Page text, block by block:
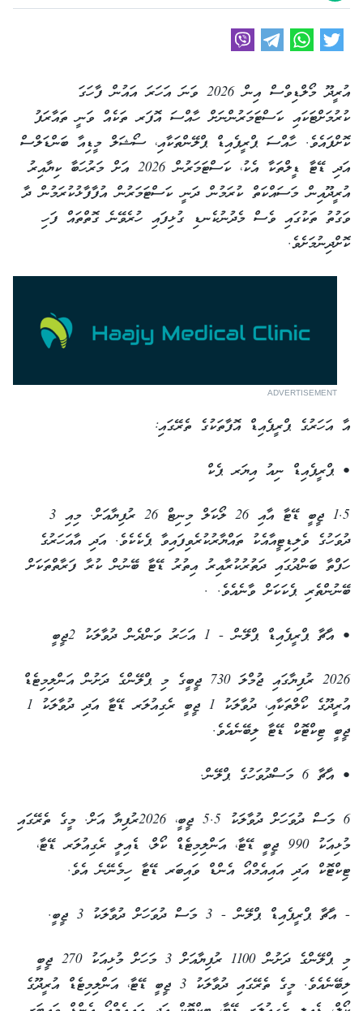
އުރީދޫ މޯލްޑިވްސް އިން 2026 ވަނަ އަހަރަ އައުން ފާހަގަ
ކުރުމަށްޓަކައި ކަސްޓަމަރުންނަށް ހާއްސަ އޮފަރ ތަކެއް ވަނީ ތައާރަފު
ކޮށްފައެވެ. ހާއްސަ ޕްރީޕެއިޑް ޕްލޭންތަކާއި، ސޯޝަލް މީޑިއާ ބަންޑަލްސް
އަދި ޑޭޓާ ޑީލްތަކާ އެކު، ކަސްޓަމަރުން 2026 އަށް މަރުހަބާ ކިޔާއިރު
އުރީދޫއިން މަސައްކަތް ކުރަމުން ދަނީ ކަސްޓަމަރުން އުފާފާޅުކުރަމުން ދާ
ވަގުތު ތަކުގައި ވެސް މެދުނުކެނޑި ގުޅިފައި ހުރެވޭނެ ގޮތްތައް ފަހި
ކޮށްދިނުމަށެވެ.
ADVERTISEMENT
އާ އަހަރުގެ ޕްރީޕެއިޑް އޮފާތަކުގެ ތެރޭގައި:
• ޕްރީޕެއިޑް ނިއު އިޔަރ ޕެކް
1.5 ޖީބީ ޑޭޓާ އާއި 26 ލޯކަލް މިނިޓް 26 ރުފިޔާއަށް. މިއި 3
ދުވަހުގެ ވެލިޑިޓީއާއެކު ތައްޔާރުކުރެވިފައިވާ ޕެކެކެވެ. އަދި އާއަހަރުގެ
ހަފްތާ ބަންދުގައި ދަތުރުކުރާއިރު އިތުރު ޑޭޓާ ބޭނުން ކުރާ ފަރާތްތަކަށް
ބޭނުންތެރި ޕެކަކަށް ވާނެއެވެ. .
• އާޗާ ޕްރީޕެއިޑް ޕްލޭން - 1 އަހަރު ވަންދެން ދުވާލަކު 2ޖީބީ
2026 ރުފިޔާގައި ޖުމްލަ 730 ޖީބީގެ މި ޕްލޭންގެ ދަށުން އަންލިމިޓެޑް
އުރީދޫގެ ކޯލްތަކާއި، ދުވާލަކު 1 ޖީބީ ރެގިއުލަރ ޑޭޓާ އަދި ދުވާލަކު 1
ޖީބީ ޓިކްޓޮކް ޑޭޓާ ލިބޭނެއެވެ.
• އާޗާ 6 މަސްދުވަހުގެ ޕްލޭން.
6 މަސް ދުވަހަށް ދުވާލަކު 5.5 ޖީބީ، 2026ރުފިޔާ އަށް. މީގެ ތެރޭގައި
މުޅިއަކު 990 ޖީބީ ޑޭޓާ، އަންލިމިޓެޑް ކޯލް، ޑެއިލީ ރެގިއުލަރ ޑޭޓާ،
ޓިކްޓޮކް އަދި އައިއެމްއޯ އެންޑް ވައިބަރ ޑޭޓާ ހިމެނޭނެ އެވެ.
- އާޗާ ޕްރީޕެއިޑް ޕްލޭން - 3 މަސް ދުވަހަށް ދުވާލަކު 3 ޖީބީ.
މި ޕްލޭންގެ ދަށުން 1100 ރުފިޔާއަށް 3 މަހަށް މުޅިއަކު 270 ޖީބީ
ލިބޭނެއެވެ. މީގެ ތެރޭގައި ދުވާލަކު 3 ޖީބީ ޑޭޓާ، އަންލިމިޓެޑް އުރީދޫގެ